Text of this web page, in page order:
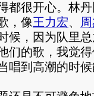
都很开心。林
，像王力宏、
候，因为队里
们的歌，我觉
唱到高潮的时